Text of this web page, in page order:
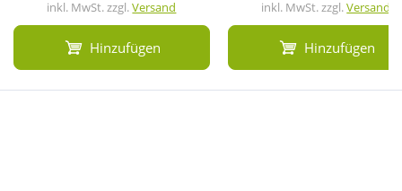
inkl. MwSt. zzgl.Versand
Hinzufügen
inkl. MwSt. zzgl.Versand
Hinzufügen